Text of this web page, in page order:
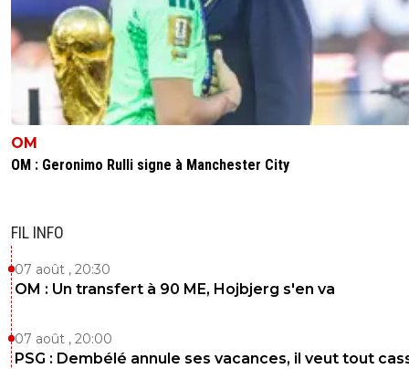
OM
OM : Geronimo Rulli signe à Manchester City
FIL INFO
07 août , 20:30
OM : Un transfert à 90 ME, Hojbjerg s'en va
07 août , 20:00
PSG : Dembélé annule ses vacances, il veut tout